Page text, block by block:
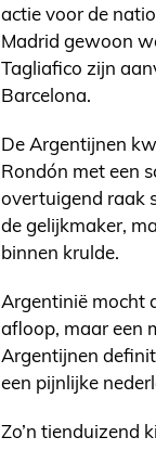
actie voor de
Madrid gewoon
Tagliafico zijn
Barcelona.
De Argentijnen
Rondón met een
overtuigend raak
de gelijkmaker,
binnen krulde.
Argentinië mocht
afloop, maar een
Argentijnen
een pijnlijke
Zo’n tienduizend